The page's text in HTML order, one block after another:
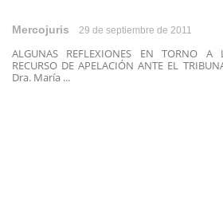
Mercojuris 29 de septiembre de 2011
ALGUNAS REFLEXIONES EN TORNO A
RECURSO DE APELACIÓN ANTE EL
Dra. María ...